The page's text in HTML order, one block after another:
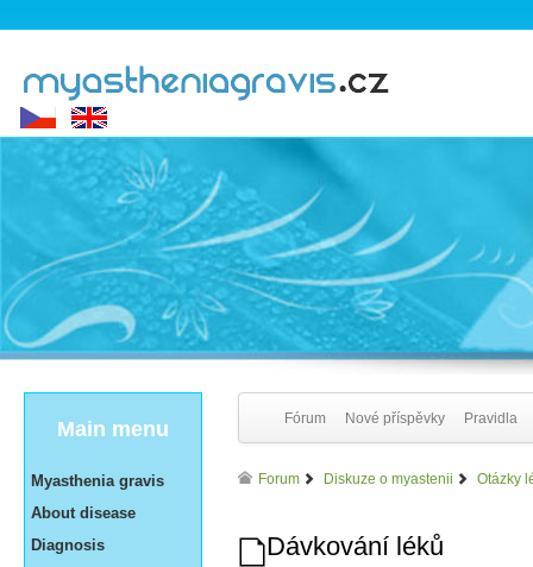
Main menu
Myasthenia gravis
About disease
Diagnosis
Fórum Nové příspěvky Pravidla
Forum Diskuze o myastenii Otázky
Dávkování léků